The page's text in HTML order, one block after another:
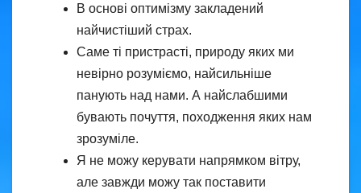
В основі оптимізму закладений
найчистіший страх.
Саме ті пристрасті, природу яких ми
невірно розуміємо, найсильніше
панують над нами. А найслабшими
бувають почуття, походження яких нам
зрозуміле.
Я не можу керувати напрямком вітру,
але завжди можу так поставити